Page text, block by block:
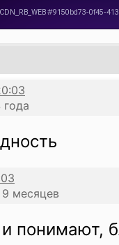
месяцев
понимают,